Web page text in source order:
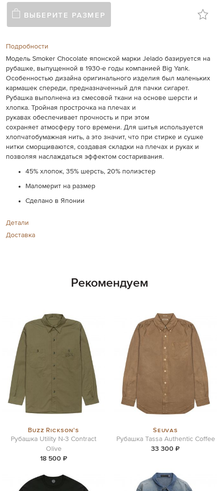
ВЫБЕРИТЕ РАЗМЕР
Подробности
Модель Smoker Chocolate японской марки Jelado базируется на
рубашке, выпущенной в 1930-е годы компанией Big Yank.
Особенностью дизайна оригинального изделия был маленьких
кармашек спереди, предназначенный для пачки сигарет.
Рубашка выполнена из смесовой ткани на основе шерсти и
хлопка.Тройная прострочка на плечах и
рукавах обеспечивает прочность и при этом
сохраняет атмосферу того времени. Для шитья используется
хлопчатобумажная нить, а этозначит, что при стирке и сушке
нитки сморщиваются, создавая складки на плечах и руках и
позволяя наслаждаться эффектом состаривания.
45% хлопок, 35% шерсть, 20% полиэстер
Маломерит на размер
Сделано в Японии
Детали
Доставка
Рекомендуем
Buzz Rickson's
Рубашка Utility N-3 Contract
Olive
18 500 ₽
Seuvas
Рубашка Tassa Authentic Coffee
33 300 ₽